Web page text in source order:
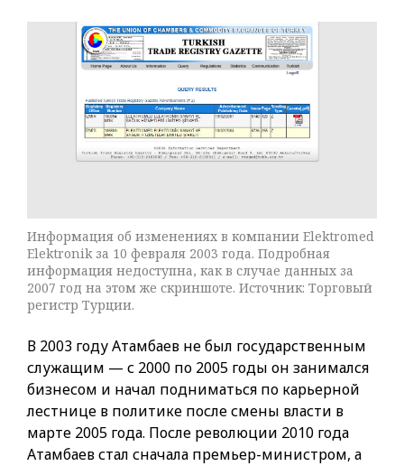
Информация об изменениях в компании Elektromed
Elektronik за 10 февраля 2003 года. Подробная
информация недоступна, как в случае данных за
2007 год на этом же скриншоте. Источник: Торговый
регистр Турции.
В 2003 году Атамбаев не был государственным
служащим — с 2000 по 2005 годы он занимался
бизнесом и начал подниматься по карьерной
лестнице в политике после смены власти в
марте 2005 года. После революции 2010 года
Атамбаев стал сначала премьер-министром, а